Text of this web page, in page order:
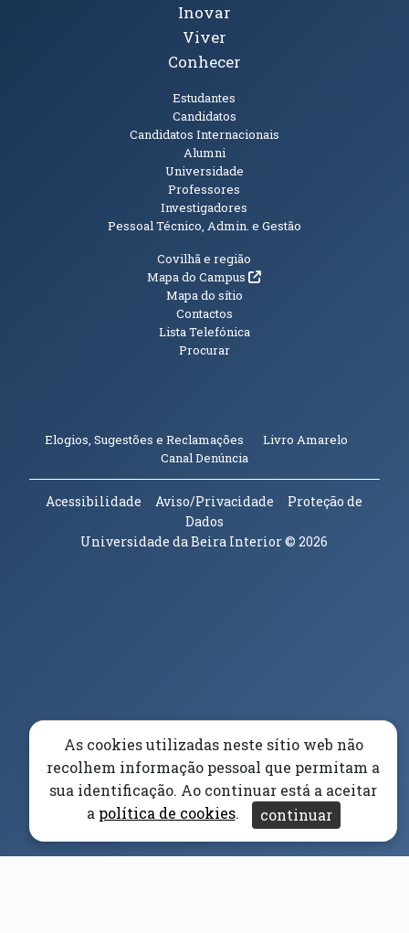
Inovar
Viver
Conhecer
Estudantes
Candidatos
Candidatos Internacionais
Alumni
Universidade
Professores
Investigadores
Pessoal Técnico, Admin. e Gestão
Informações Adicionais
Covilhã e região
Mapa do Campus(abre em nova janela)
Mapa do sítio
Contactos
Lista Telefónica
Procurar
Elogios, Sugestões e Reclamações Livro Amarelo
Canal Denúncia(abre em nova janela)
Acessibilidade Aviso/Privacidade
Proteção de
Dados
Universidade da Beira Interior© 2026
(abre em nova janela)
(abre em nova janela)
As cookies utilizadas neste sítio web não
recolhem informação pessoal que permitam a
sua identificação. Ao continuar está a aceitar
a política de cookies. continuar